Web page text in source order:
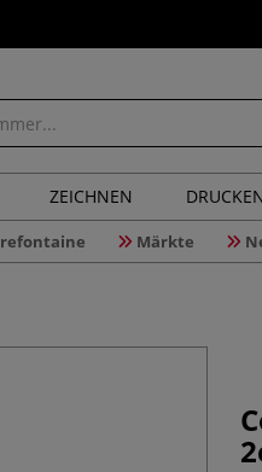
ZEICHNEN
Märkte